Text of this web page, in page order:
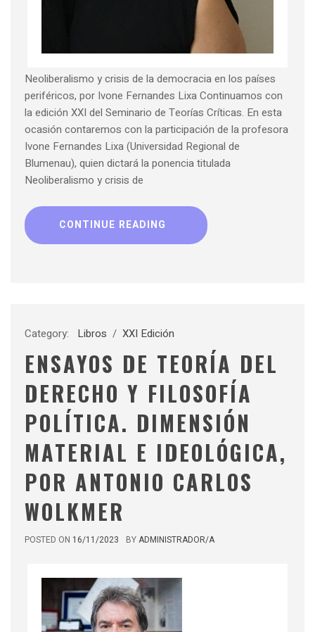
Neoliberalismo y crisis de la democracia en los países
periféricos, por Ivone Fernandes Lixa Continuamos con
la edición XXI del Seminario de Teorías Críticas. En esta
ocasión contaremos con la participación de la profesora
Ivone Fernandes Lixa (Universidad Regional de
Blumenau), quien dictará la ponencia titulada
Neoliberalismo y crisis de
CONTINUE READING
Category: Libros / XXI Edición
ENSAYOS DE TEORÍA DEL
DERECHO Y FILOSOFÍA
POLÍTICA. DIMENSIÓN
MATERIAL E IDEOLÓGICA,
POR ANTONIO CARLOS
WOLKMER
POSTED ON 16/11/2023 BYADMINISTRADOR/A